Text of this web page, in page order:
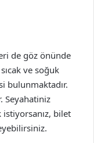
de göz önünde
ve soğuk
bulunmaktadır.
Seyahatiniz
istiyorsanız, bilet